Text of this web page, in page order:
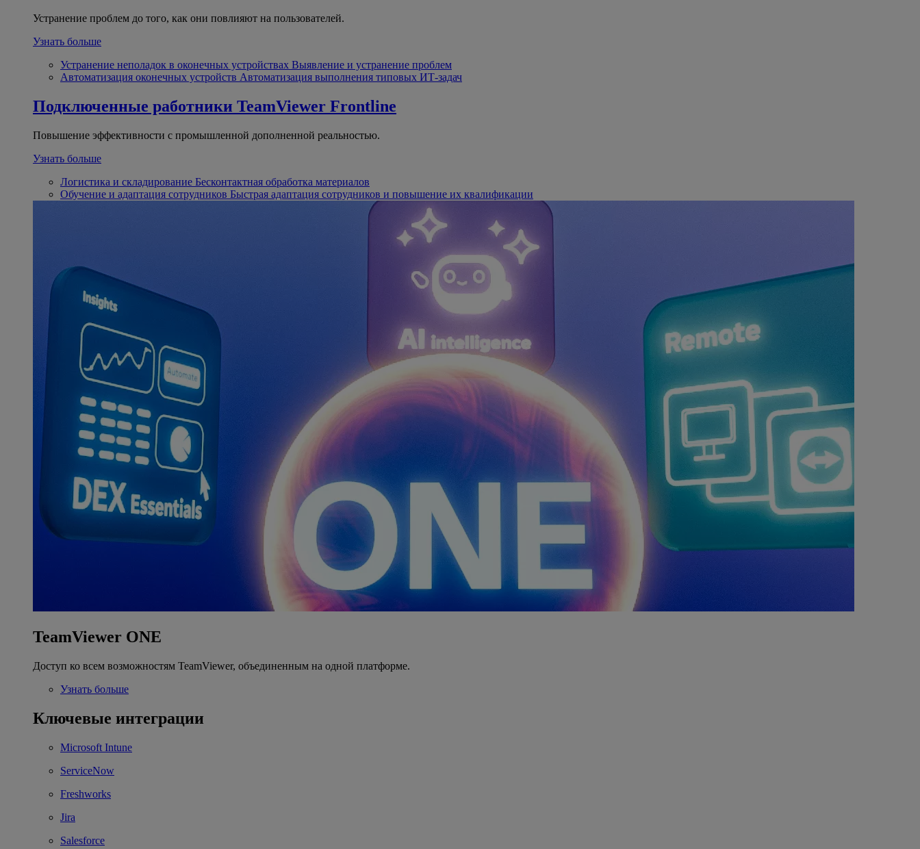
Устранение проблем до того, как они повлияют на пользователей.
Узнать больше
Устранение неполадок в оконечных устройствах Выявление и устранение проблем
Автоматизация оконечных устройств Автоматизация выполнения типовых ИТ-задач
Подключенные работники TeamViewer Frontline
Повышение эффективности с промышленной дополненной реальностью.
Узнать больше
Логистика и складирование Бесконтактная обработка материалов
Обучение и адаптация сотрудников Быстрая адаптация сотрудников и повышение их квалификации
TeamViewer ONE
Доступ ко всем возможностям TeamViewer, объединенным на одной платформе.
Узнать больше
Ключевые интеграции
Microsoft Intune
ServiceNow
Freshworks
Jira
Salesforce